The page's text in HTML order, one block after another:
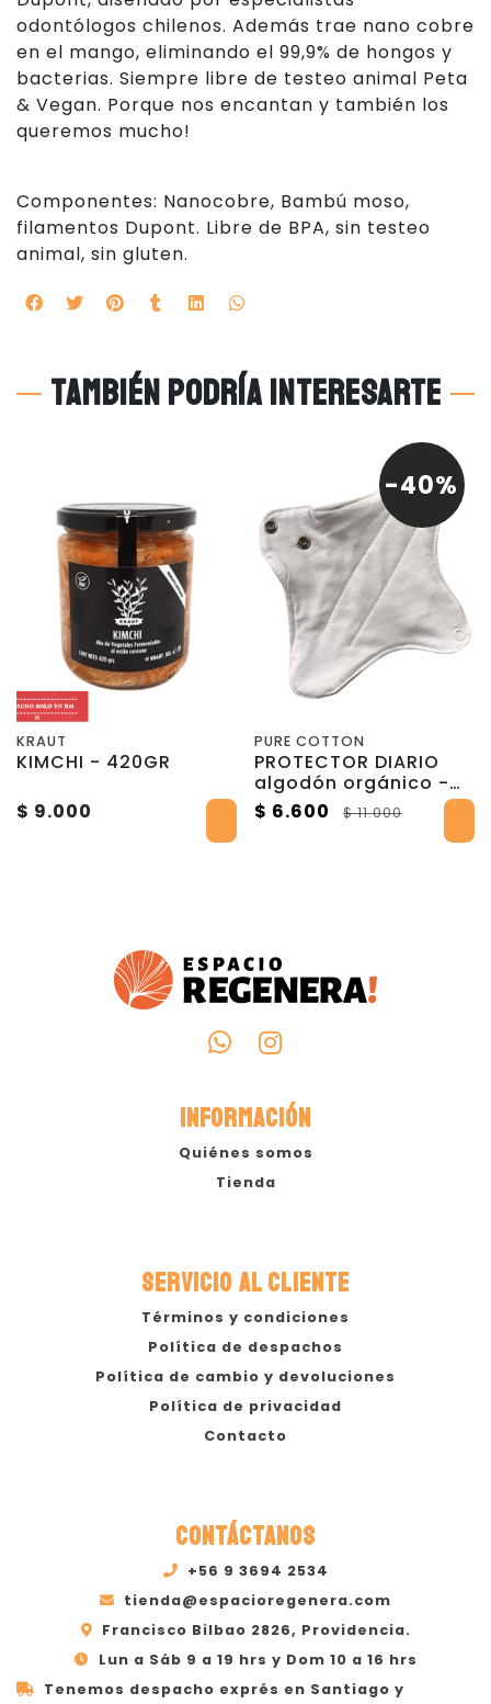
odontólogos chilenos. Además trae nano cobre
en el mango, eliminando el 99,9% de hongos y
bacterias. Siempre libre de testeo animal Peta
& Vegan. Porque nos encantan y también los
queremos mucho!
Componentes: Nanocobre, Bambú moso,
filamentos Dupont. Libre de BPA, sin testeo
animal, sin gluten.
También podría interesarte
KRAUT
KIMCHI - 420GR
$ 9.000
-40%
PURE COTTON
PROTECTOR DIARIO
algodón orgánico -
Pack 2 unidades -
Pure Cotton
$ 6.600 $ 11.000
INFORMACIÓN
Quiénes somos
Tienda
SERVICIO AL CLIENTE
Términos y condiciones
Política de despachos
Política de cambio y devoluciones
Política de privacidad
Contacto
CONTÁCTANOS
+56 9 3694 2534
tienda@espacioregenera.com
Francisco Bilbao 2826, Providencia.
Lun a Sáb 9 a 19 hrs y Dom 10 a 16 hrs
Tenemos despacho exprés en Santiago y